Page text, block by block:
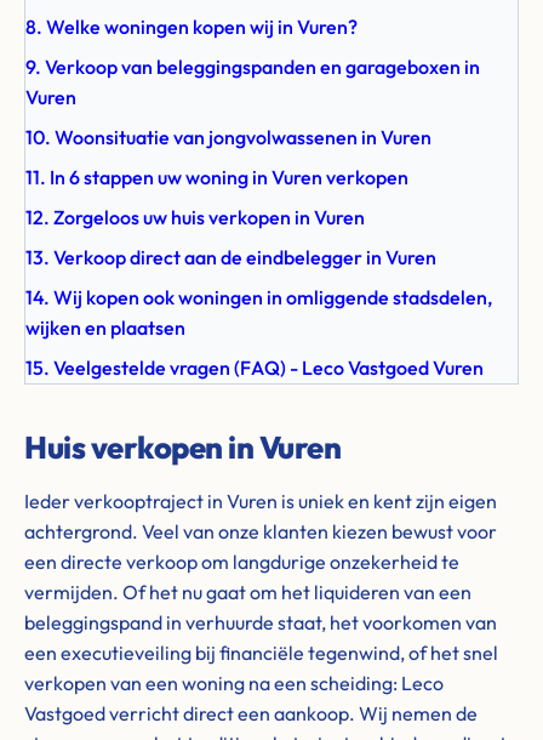
8. Welke woningen kopen wij in Vuren?
9. Verkoop van beleggingspanden en garageboxen in
Vuren
10. Woonsituatie van jongvolwassenen in Vuren
11. In 6 stappen uw woning in Vuren verkopen
12. Zorgeloos uw huis verkopen in Vuren
13. Verkoop direct aan de eindbelegger in Vuren
14. Wij kopen ook woningen in omliggende stadsdelen,
wijken en plaatsen
15. Veelgestelde vragen (FAQ) - Leco Vastgoed Vuren
Huis verkopen in Vuren
Ieder verkooptraject in Vuren is uniek en kent zijn eigen
achtergrond. Veel van onze klanten kiezen bewust voor
een directe verkoop om langdurige onzekerheid te
vermijden. Of het nu gaat om het liquideren van een
beleggingspand in verhuurde staat, het voorkomen van
een executieveiling bij financiële tegenwind, of het snel
verkopen van een woning na een scheiding: Leco
Vastgoed verricht direct een aankoop. Wij nemen de